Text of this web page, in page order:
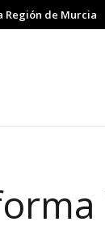
Región de Murcia